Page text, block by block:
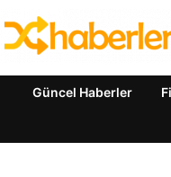
Güncel Haberler